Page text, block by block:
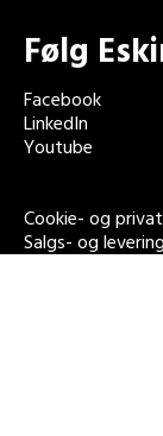
Følg
Facebook
LinkedIn
Youtube
Cookie- og
Salgs- og